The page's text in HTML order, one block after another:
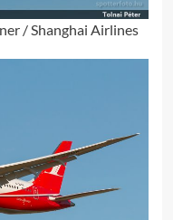
/ Shanghai Airlines